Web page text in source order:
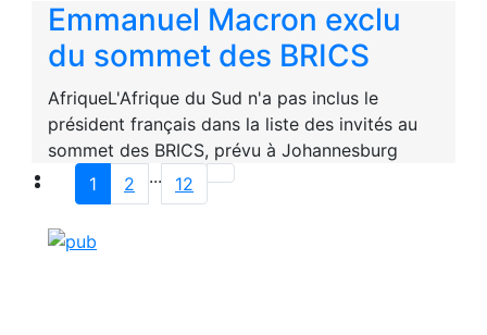
Emmanuel Macron exclu
du sommet des BRICS
AfriqueL'Afrique du Sud n'a pas inclus le
président français dans la liste des invités au
sommet des BRICS, prévu à Johannesburg
1
2 ... 12